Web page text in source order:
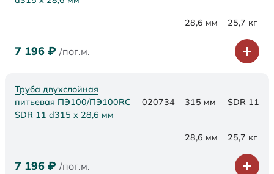
28,6 мм 25,7 кг
7 196 ₽ /пог.м.
Труба двухслойная
питьевая ПЭ100/ПЭ100RC
SDR 11 d315 х 28,6 мм
020734 315 мм SDR 11
28,6 мм 25,7 кг
7 196 ₽ /пог.м.